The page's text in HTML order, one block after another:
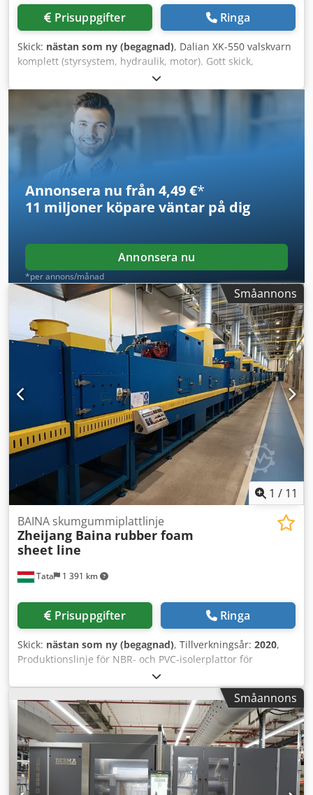
Prisuppgifter Ringa
Skick: nästan som ny (begagnad), Dalian XK-550 valskvarn
komplett (styrsystem, hydraulik, motor). Gott skick,
fabriksmonterad, omedelbart klar för användning. Typ:
Dalian XK-550 Valsbredd: 550 mm Utförande: Sluten
industrivalskvarn Dkodpfx Aboy Eyy Uevsr Arbetslängd:
1500 mm Valshastighet: 18–30 m/min
Översättningsförhållande: 1:1,27 Spaltjustering: hydraulisk
Max spalt: ca 0,5–12 mm Kapacitet: 2–6 t/h Effekt: 110 kW
Material: Valsar av härdat gjutjärn
Annonsera nu från 4,49 €*
11 miljoner köpare väntar på dig
Annonsera nu
*per annons/månad
Småannons
1 / 11
Tata 1 391 km
BAINA skumgummiplattlinje
Zheijang Baina rubber foam
sheet line
Prisuppgifter Ringa
Skick: nästan som ny (begagnad), Tillverkningsår: 2020,
Produktionslinje för NBR- och PVC-isolerplattor för
gummiextrudering / omedelbart tillgänglig
Produktionslinjen är i nyskick och kan levereras omgående
med få drifttimmar. Produktionslinjens enheter: 1. 150 mm
20D kallvakuumextruder (standard) 2. Gummiplatshuvud
(pneumatiskt) 3. 6 m infraröd härdugn (bredd 1000 mm) 4.
6 m varmluftshärdugn (bredd 1140 mm) 5. 6 m
varmluftshärdugn (bredd 1440 mm) 6. 6 m
varmluftshärdugn (bredd 1600 mm) Dkjdpoy Exrpefx Abver
7. 6 m varmluftshärdugn (bredd 1800 mm) 8. 6 m
Småannons